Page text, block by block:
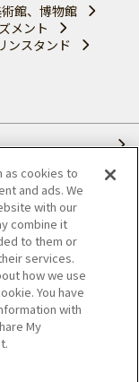
館、博物館
メント
ンスタンド
reserved.
as cookies to
and ads. We
with our
combine it
to them or
services.
how we use
You have
with
My